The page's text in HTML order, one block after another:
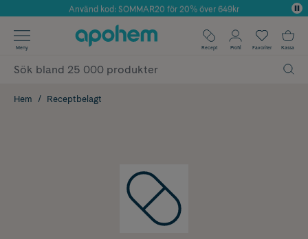
Årets Butik 2025 inom Skönhet
Använd kod: SOMMAR20 för 20% över 649kr
✓ Fri frakt
✓ Poäng på alla köp*
Meny Recept Profil Favoriter Kassa
Hem Receptbelagt